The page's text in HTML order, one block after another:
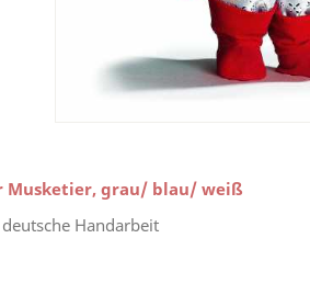
Musketier, grau/ blau/ weiß
Handarbeit